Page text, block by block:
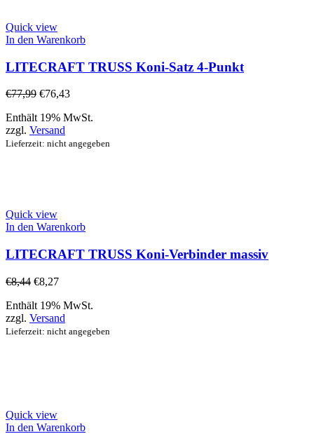
Quick view
In den Warenkorb
LITECRAFT TRUSS Koni-Satz 4-Punkt
€77,99 €76,43
Enthält 19% MwSt.
zzgl. Versand
Lieferzeit: nicht angegeben
Quick view
In den Warenkorb
LITECRAFT TRUSS Koni-Verbinder massiv
€8,44 €8,27
Enthält 19% MwSt.
zzgl. Versand
Lieferzeit: nicht angegeben
Quick view
In den Warenkorb